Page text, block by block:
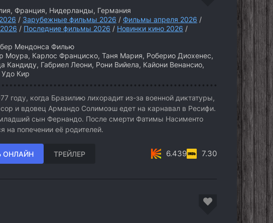
Франция, Нидерланды, Германия
/ Зарубежные фильмы 2026 / Фильмы апреля 2026 /
/ Последние фильмы 2026 / Новинки кино 2026 /
Мендонса Филью
Моура, Карлос Франциско, Таня Мария, Роберио Диохенес,
Кандиду, Габриел Леони, Рони Вийела, Кайони Венансио,
Удо Кир
году, когда Бразилию лихорадит из-за военной диктатуры,
и вдовец Армандо Солимоэш едет на карнавал в Ресифи.
сын Фернандо. После смерти Фатимы Насименто
на попечении её родителей.
ОНЛАЙН ТРЕЙЛЕР 6.439 7.30